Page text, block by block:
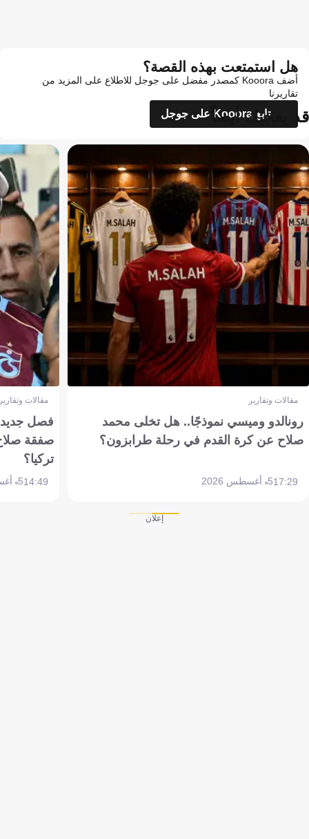
هل استمتعت بهذه القصة؟
أضف Kooora كمصدر مفضل على جوجل للاطلاع على المزيد من
تقاريرنا
تابع Kooora على جوجل
قد يعجبك أيضاً
مقالات وتقارير
رونالدو وميسي نموذجًا.. هل تخلى محمد
صلاح عن كرة القدم في رحلة طرابزون؟
17:295 أغسطس 2026
مقالات
فصل جديد
صفقة
تركيا؟
14:495 أغسطس 2026
إعلان